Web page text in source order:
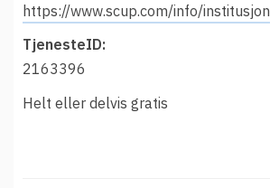
https://www.scup.com/info/institusjon
TjenesteID:
2163396
Helt eller delvis gratis